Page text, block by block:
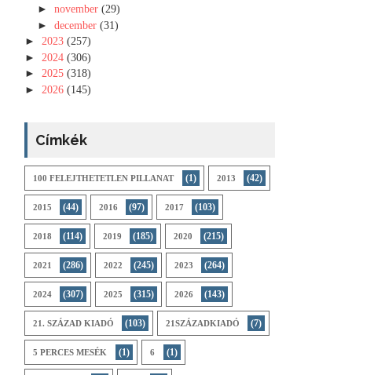
►november(29)
►december(31)
► 2023 (257)
► 2024 (306)
► 2025 (318)
► 2026 (145)
Címkék
100 FELEJTHETETLEN PILLANAT (1) 2013 (42)
2015 (44) 2016 (97) 2017 (103)
2018 (114) 2019 (185) 2020 (215)
2021 (286) 2022 (245) 2023 (264)
2024 (307) 2025 (315) 2026 (143)
21. SZÁZAD KIADÓ (103) 21SZÁZADKIADÓ (7)
5 PERCES MESÉK (1) 6 (1)